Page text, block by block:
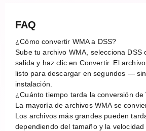
FAQ
¿Cómo convertir WMA a DSS?
Sube tu archivo WMA, selecciona DSS
salida y haz clic en Convertir. El
listo para descargar en segundos —
instalación.
¿Cuánto tiempo tarda la conversión de
La mayoría de archivos WMA se
Los archivos más grandes pueden
dependiendo del tamaño y la velocidad